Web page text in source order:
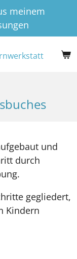
meinem
und
durch
gegliedert,
Kindern